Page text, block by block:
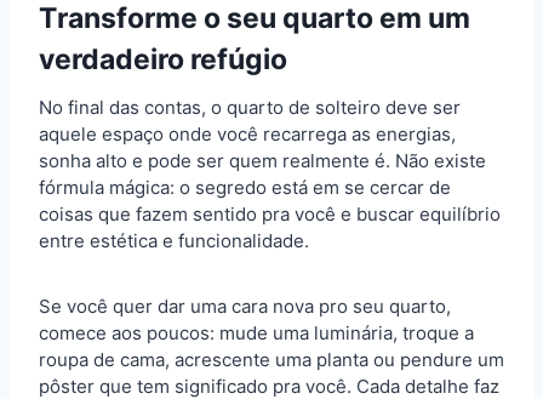
Transforme o seu quarto em um
verdadeiro refúgio
No final das contas, o quarto de solteiro deve ser
aquele espaço onde você recarrega as energias,
sonha alto e pode ser quem realmente é. Não existe
fórmula mágica: o segredo está em se cercar de
coisas que fazem sentido pra você e buscar equilíbrio
entre estética e funcionalidade.
Se você quer dar uma cara nova pro seu quarto,
comece aos poucos: mude uma luminária, troque a
roupa de cama, acrescente uma planta ou pendure um
pôster que tem significado pra você. Cada detalhe faz